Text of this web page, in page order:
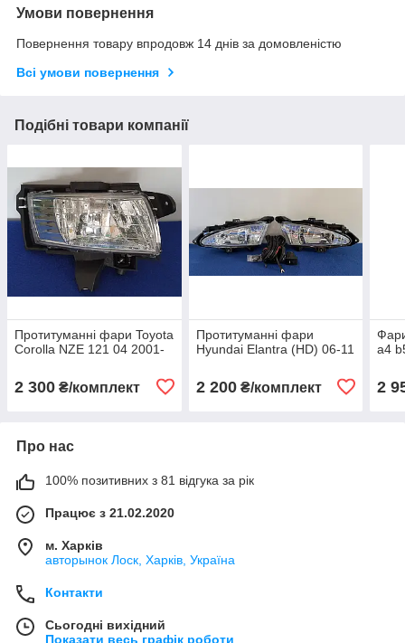
Умови повернення
Повернення товару впродовж 14 днів за домовленістю
Всі умови повернення
Подібні товари компанії
Протитуманні фари Toyota
Corolla NZE 121 04 2001-
2 300 ₴/комплект
Протитуманні фари
Hyundai Elantra (HD) 06-11
2 200₴/комплект
a4
2
Про нас
100% позитивних з 81 відгука за рік
Працює з 21.02.2020
м. Харків
авторынок Лоск, Харків, Україна
Контакти
Сьогодні вихідний
Показати весь графік роботи